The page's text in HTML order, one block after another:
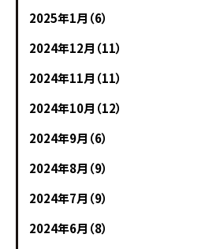
2025年1月（6）
2024年12月（11）
2024年11月（11）
2024年10月（12）
2024年9月（6）
2024年8月（9）
2024年7月（9）
2024年6月（8）